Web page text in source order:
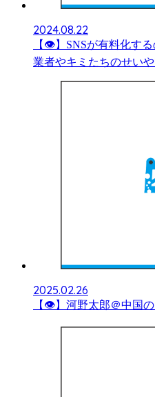
2024.08.22
【👁】SNSが有料化す
業者やキミたちのせいや
2025.02.26
【👁】河野太郎＠中国